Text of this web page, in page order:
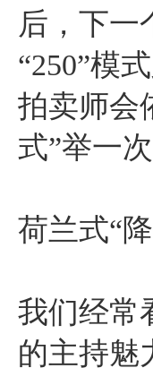
后，下一
“250”模
拍卖师会
式”举一
荷兰式“
我们经常
的主持魅